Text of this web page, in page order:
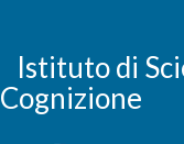
main
content
Istituto di
Cognizione